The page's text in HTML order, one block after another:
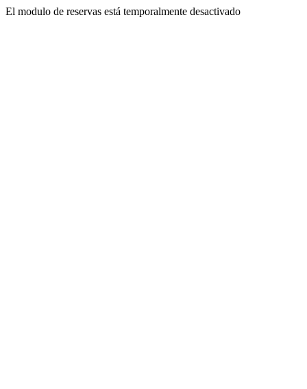
El modulo de reservas está temporalmente desactivado